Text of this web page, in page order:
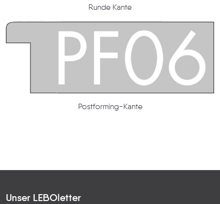
Runde Kante
Postforming-Kante
Unser LEBOletter